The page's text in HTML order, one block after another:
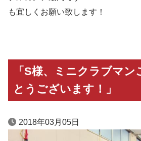
も宜しくお願い致します！
「S様、ミニクラブマ
とうございます！」
2018年03月05日